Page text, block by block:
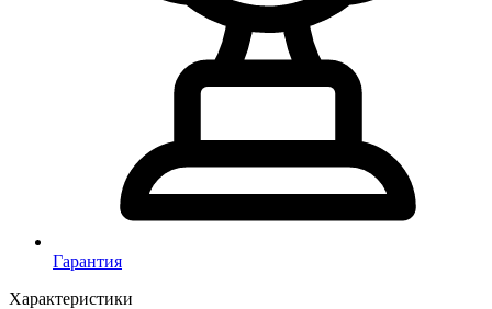
Гарантия
Характеристики